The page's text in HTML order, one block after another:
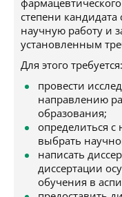
степени кандидата
научную работу и
установленным
Для этого требуется:
провести
направлению
образования;
определиться
выбрать
написать
диссертации
обучения в